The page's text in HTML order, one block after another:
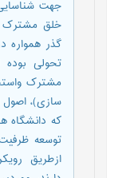
جهت
خلق مشترک
گذر همواره
تحولی بوده
مشترک
سازی)، اصول
که دانشگاه
توسعه
ازطریق